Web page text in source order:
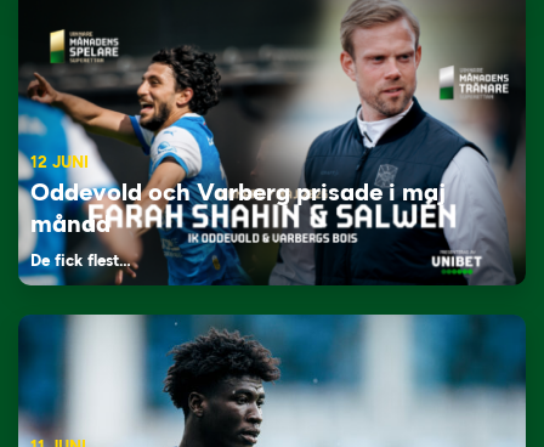
12 JUNI
Oddevold och Varberg prisade i maj
månad
De fick flest…